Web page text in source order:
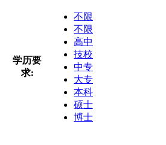
学历要
求:
不限
不限
高中
技校
中专
大专
本科
硕士
博士